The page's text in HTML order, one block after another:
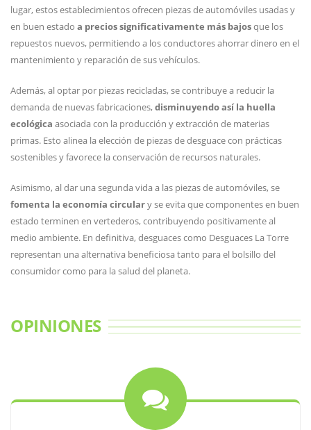
lugar, estos establecimientos ofrecen piezas de automóviles usadas y
en buen estado a precios significativamente más bajosque los
repuestos nuevos, permitiendo a los conductores ahorrar dinero en el
mantenimiento y reparación de sus vehículos.
Además, al optar por piezas recicladas, se contribuye a reducir la
demanda de nuevas fabricaciones,disminuyendo así la huella
ecológica asociada con la producción y extracción de materias
primas. Esto alinea la elección de piezas de desguace con prácticas
sostenibles y favorece la conservación de recursos naturales.
Asimismo, al dar una segunda vida a las piezas de automóviles, se
fomenta la economía circulary se evita que componentes en buen
estado terminen en vertederos, contribuyendo positivamente al
medio ambiente. En definitiva, desguaces como Desguaces La Torre
representan una alternativa beneficiosa tanto para el bolsillo del
consumidor como para la salud del planeta.
OPINIONES